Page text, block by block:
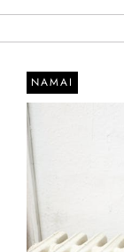
NAMAI